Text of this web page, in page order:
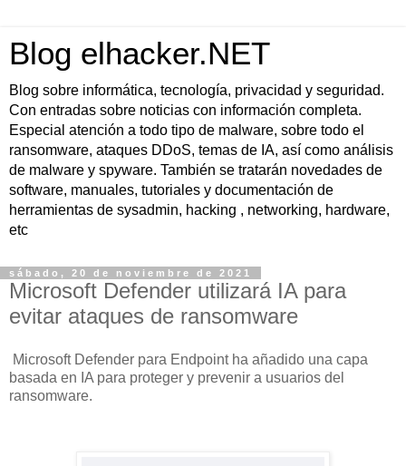
Blog elhacker.NET
Blog sobre informática, tecnología, privacidad y seguridad.
Con entradas sobre noticias con información completa.
Especial atención a todo tipo de malware, sobre todo el
ransomware, ataques DDoS, temas de IA, así como análisis
de malware y spyware. También se tratarán novedades de
software, manuales, tutoriales y documentación de
herramientas de sysadmin, hacking , networking, hardware,
etc
sábado, 20 de noviembre de 2021
Microsoft Defender utilizará IA para
evitar ataques de ransomware
Microsoft Defender para Endpoint ha añadido una capa
basada en IA para proteger y prevenir a usuarios del
ransomware.